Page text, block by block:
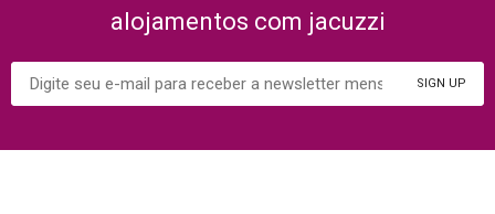
alojamentos com jacuzzi